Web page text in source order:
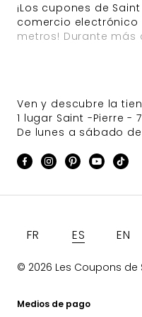
¡Los cupones de
comercio electrónico
metros! Durante más
productos. Defures
costura de casas
Ven y descubre la
1 lugar Saint -Pierre -
De lunes a sábado
FR ES EN
© 2026 Les Coupons de
Medios de pago